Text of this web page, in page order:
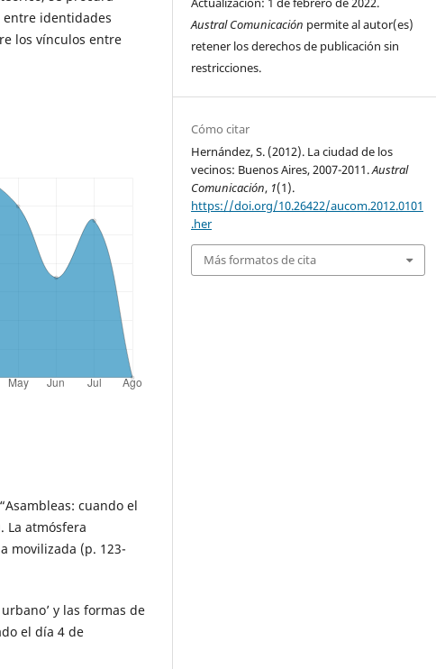
identidades
los vínculos entre
cuando el
La atmósfera
movilizada (p. 123-
y las formas de
el día 4 de
Austral Comunicación permite al autor(es)
retener los derechos de publicación sin
restricciones.
Cómo citar
Hernández, S. (2012). La ciudad de los
vecinos: Buenos Aires, 2007-2011.Austral
Comunicación, 1(1).
https://doi.org/10.26422/aucom.2012.0101
.her
Más formatos de cita